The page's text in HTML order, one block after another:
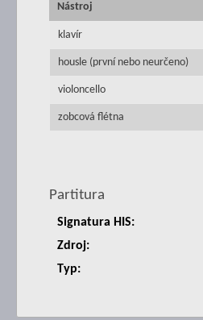
Nástroj
klavír
housle (první nebo neurčeno)
violoncello
zobcová flétna
Partitura
Signatura HIS:
Zdroj:
Typ: